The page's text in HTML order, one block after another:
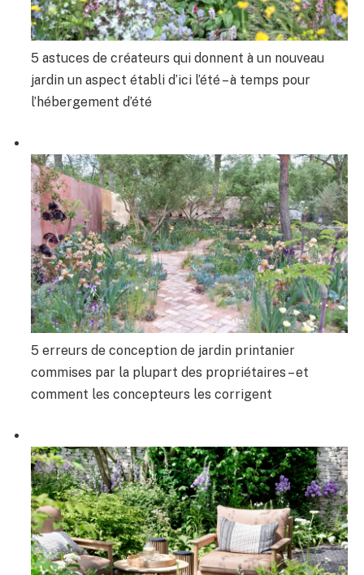
5 astuces de créateurs qui donnent à un nouveau
jardin un aspect établi d’ici l’été – à temps pour
l’hébergement d’été
5 erreurs de conception de jardin printanier
commises par la plupart des propriétaires – et
comment les concepteurs les corrigent